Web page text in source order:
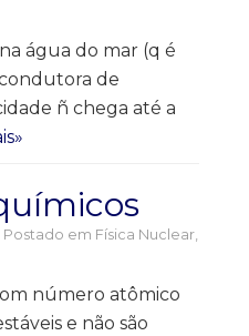
água do mar (q é
de
ñ chega até a
Postado em Física Nuclear,
número atômico
e não são